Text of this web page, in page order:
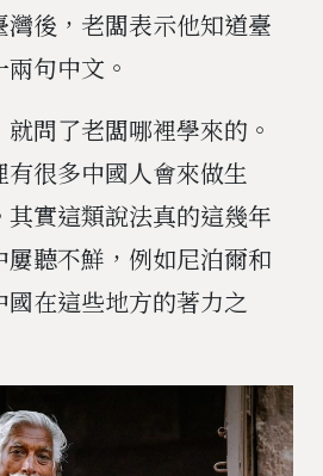
後，老闆表示他知道臺
句中文。
問了老闆哪裡學來的。
很多中國人會來做生
實這類說法真的這幾年
聽不鮮，例如尼泊爾和
在這些地方的著力之